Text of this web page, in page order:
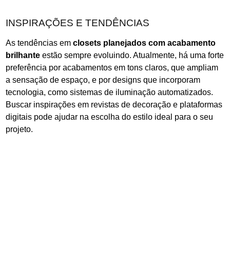
INSPIRAÇÕES E TENDÊNCIAS
As tendências em closets planejados com acabamento
brilhante estão sempre evoluindo. Atualmente, há uma forte
preferência por acabamentos em tons claros, que ampliam
a sensação de espaço, e por designs que incorporam
tecnologia, como sistemas de iluminação automatizados.
Buscar inspirações em revistas de decoração e plataformas
digitais pode ajudar na escolha do estilo ideal para o seu
projeto.